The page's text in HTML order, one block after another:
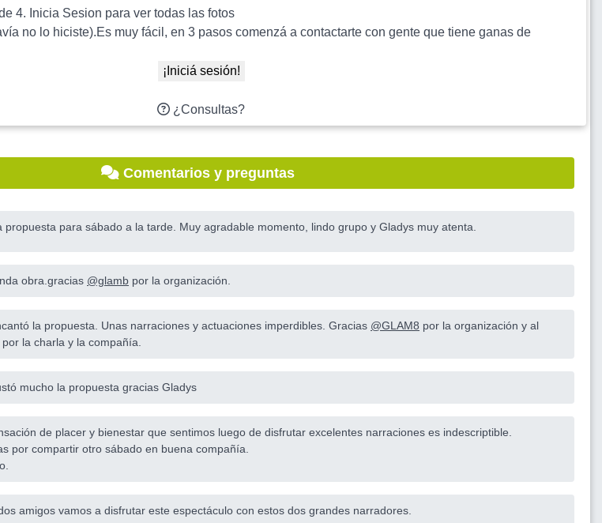
4. Inicia Sesion para ver todas las fotos
no lo hiciste).Es muy fácil, en 3 pasos comenzá a contactarte con gente que tiene ganas de
¡Iniciá sesión!
¿Consultas?
Comentarios y preguntas
propuesta para sábado a la tarde. Muy agradable momento, lindo grupo y Gladys muy atenta.
obra.gracias @glamb por la organización.
la propuesta. Unas narraciones y actuaciones imperdibles. Gracias @GLAM8 por la organización y al
la charla y la compañía.
mucho la propuesta gracias Gladys
de placer y bienestar que sentimos luego de disfrutar excelentes narraciones es indescriptible.
por compartir otro sábado en buena compañía.
amigos vamos a disfrutar este espectáculo con estos dos grandes narradores.